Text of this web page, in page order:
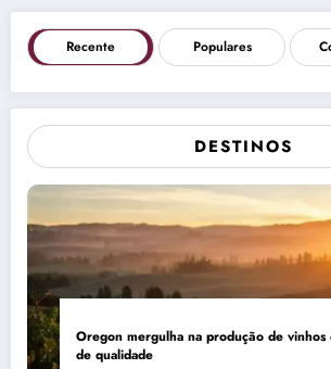
Recente Populares
DESTINOS
Oregon mergulha na produção de vinhos
de qualidade